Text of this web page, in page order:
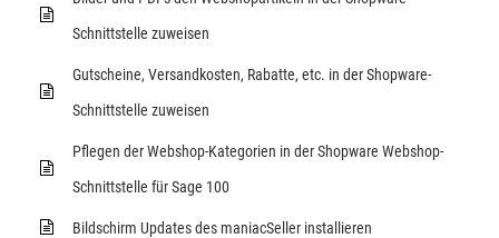
Schnittstelle zuweisen
Gutscheine, Versandkosten, Rabatte, etc. in der Shopware-
Schnittstelle zuweisen
Pflegen der Webshop-Kategorien in der Shopware Webshop-
Schnittstelle für Sage 100
Bildschirm Updates des maniacSeller installieren